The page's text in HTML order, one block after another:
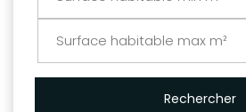
Rechercher